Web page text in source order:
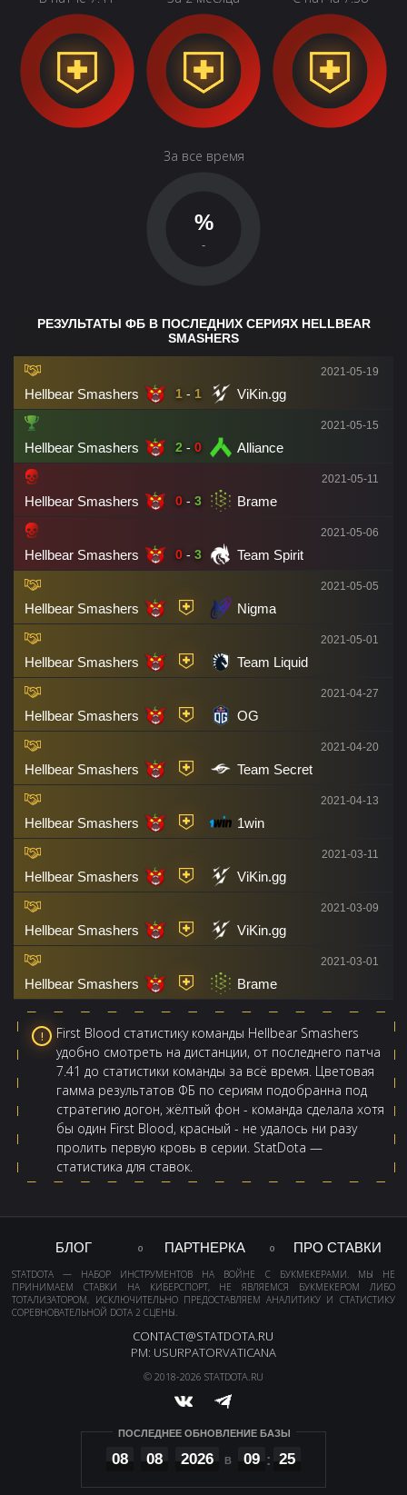
За все время
%
-
РЕЗУЛЬТАТЫ ФБ В ПОСЛЕДНИХ СЕРИЯХ HELLBEAR
SMASHERS
Hellbear Smashers 1 - 1 ViKin.gg
2021-05-19
Hellbear Smashers 2 - 0 Alliance
2021-05-15
Hellbear Smashers 0 - 3 Brame
2021-05-11
Hellbear Smashers 0 - 3 Team Spirit
2021-05-06
Hellbear Smashers Nigma
2021-05-05
Hellbear Smashers Team Liquid
2021-05-01
Hellbear Smashers OG
2021-04-27
Hellbear Smashers Team Secret
2021-04-20
Hellbear Smashers 1win
2021-04-13
Hellbear Smashers ViKin.gg
2021-03-11
Hellbear Smashers ViKin.gg
2021-03-09
Hellbear Smashers Brame
2021-03-01
First Blood статистику команды Hellbear Smashers
удобно смотреть на дистанции, от последнего патча
7.41 до статистики команды за всё время. Цветовая
гамма результатов ФБ по сериям подобранна под
стратегию догон, жёлтый фон - команда сделала хотя
бы один First Blood, красный - не удалось ни разу
пролить первую кровь в серии. StatDota —
статистика для ставок.
БЛОГ ПАРТНЕРКА ПРО СТАВКИ
STATDOTA — НАБОР ИНСТРУМЕНТОВ НА ВОЙНЕ С БУКМЕКЕРАМИ. МЫ НЕ
ПРИНИМАЕМ СТАВКИ НА КИБЕРСПОРТ, НЕ ЯВЛЯЕМСЯ БУКМЕКЕРОМ ЛИБО
ТОТАЛИЗАТОРОМ, ИСКЛЮЧИТЕЛЬНО ПРЕДОСТАВЛЯЕМ АНАЛИТИКУ И СТАТИСТИКУ
СОРЕВНОВАТЕЛЬНОЙ DOTA 2 СЦЕНЫ.
CONTACT@STATDOTA.RU
PM: USURPATORVATICANA
© 2018-2026 STATDOTA.RU
ПОСЛЕДНЕЕ ОБНОВЛЕНИЕ БАЗЫ
08 08 2026 09 25